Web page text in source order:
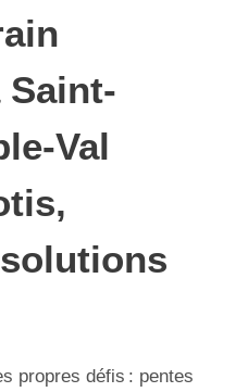
Val
propres défis : pentes